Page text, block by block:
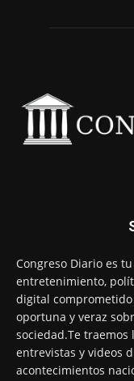
Congreso Diario es
entretenimiento,
digital
oportuna y veraz
sociedad.Te
entrevistas y videos
acontecimientos